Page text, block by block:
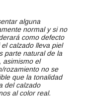
alguna
normal y si no
como defecto
calzado lleva piel
parte natural de la
asimismo el
rozamiento no se
que la tonalidad
del calzado
al color real.